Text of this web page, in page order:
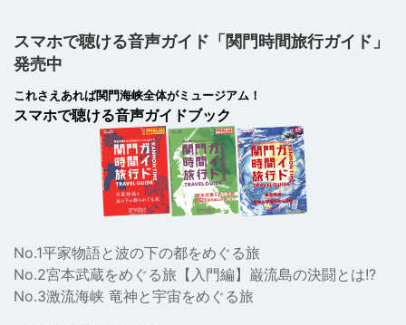
スマホで聴ける音声ガイド「関門時間旅行ガイド」
発売中
これさえあれば関門海峡全体がミュージアム！
スマホで聴ける音声ガイドブック
No.1平家物語と波の下の都をめぐる旅
No.2宮本武蔵をめぐる旅【入門編】巌流島の決闘とは!?
No.3激流海峡 竜神と宇宙をめぐる旅